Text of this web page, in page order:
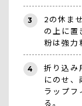
3
2の休ま
の上に
粉は強力
4
折り込み
にのせ、
ラップフ
る。